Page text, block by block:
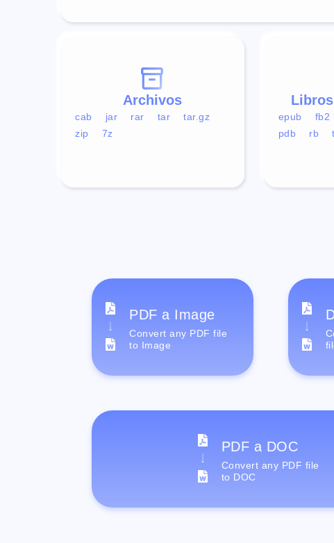
epub fb2
pdb
rb
Archivos
cab jar rar tar
tar.gz
zip
7z
PDF a Image
Convert any PDF file
to Image
PDF a DOC
Convert any PDF file
to DOC